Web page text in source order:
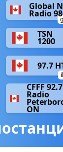
Global
Radio
TSN
1200
97.7
CFFF
Radio
ON